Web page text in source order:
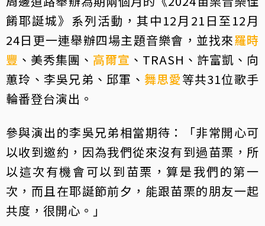
餚耶誕城》系列活動，其中12月21日至12月
24日更一連舉辦四場主題音樂會，並找來羅時
豐 、美秀集團、 高爾宣 、TRASH、許富凱、向
蕙玲、李吳兄弟、邱軍、 舞思愛等共31位歌手
輪番登台演出。
參與演出的李吳兄弟相當期待：「非常開心可
以收到邀約，因為我們從來沒有到過苗栗，所
以這次有機會可以到苗栗，算是我們的第一
次，而且在耶誕節前夕，能跟苗栗的朋友一起
共度，很開心。」